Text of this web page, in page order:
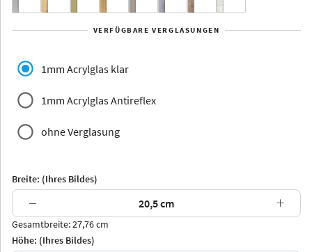
Yukon Alaska
Jersey Dauphine
Arran Luzern
VERFÜGBARE VERGLASUNGEN
1mm Acrylglas klar
1mm Acrylglas Antireflex
ohne Verglasung
Breite: (Ihres Bildes)
− +
Gesamtbreite: 27,76 cm
Höhe: (Ihres Bildes)